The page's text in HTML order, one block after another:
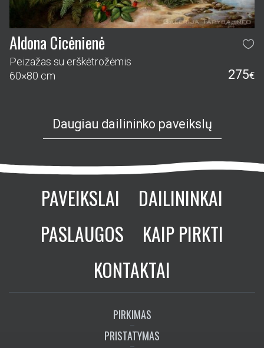
Aldona Cicėnienė
Peizažas su erškėtrožėmis
60×80 cm
275€
Daugiau dailininko paveikslų
PAVEIKSLAI
DAILININKAI
PASLAUGOS
KAIP PIRKTI
KONTAKTAI
PIRKIMAS
PRISTATYMAS